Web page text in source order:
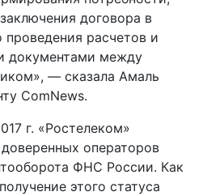
договора в
расчетов и
документами между
— сказала Амаль
ComNews.
г. «Ростелеком»
операторов
ФНС России. Как
этого статуса